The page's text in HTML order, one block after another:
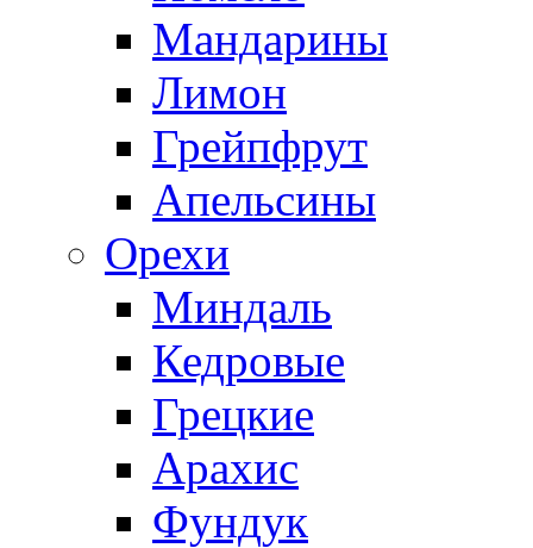
Мандарины
Лимон
Грейпфрут
Апельсины
Орехи
Миндаль
Кедровые
Грецкие
Арахис
Фундук